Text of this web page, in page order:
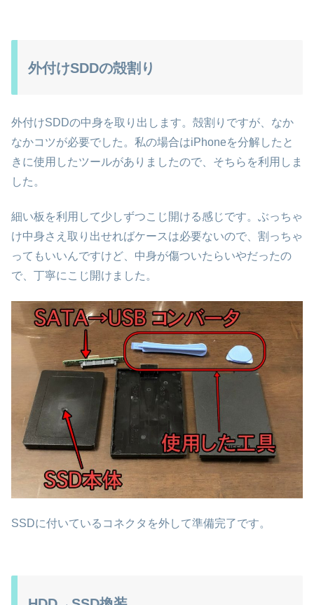
外付けSDDの殻割り
外付けSDDの中身を取り出します。殻割りですが、なか
なかコツが必要でした。私の場合はiPhoneを分解したと
きに使用したツールがありましたので、そちらを利用しま
した。
細い板を利用して少しずつこじ開ける感じです。ぶっちゃ
け中身さえ取り出せればケースは必要ないので、割っちゃ
ってもいいんですけど、中身が傷ついたらいやだったの
で、丁寧にこじ開けました。
SSDに付いているコネクタを外して準備完了です。